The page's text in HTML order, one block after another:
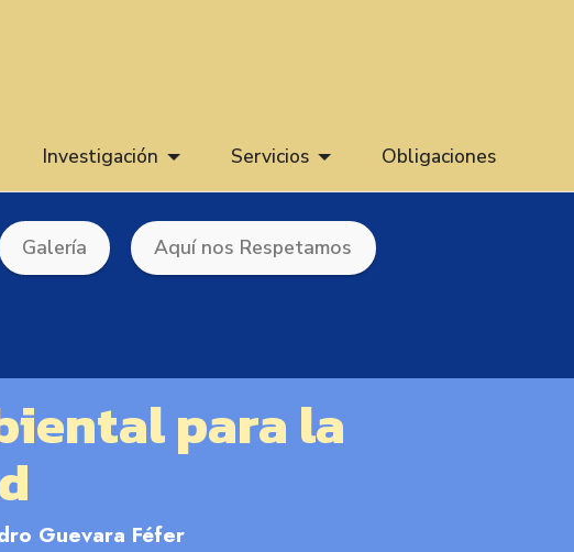
Investigación Servicios Obligaciones
Galería Aquí nos Respetamos
para la
Guevara Féfer